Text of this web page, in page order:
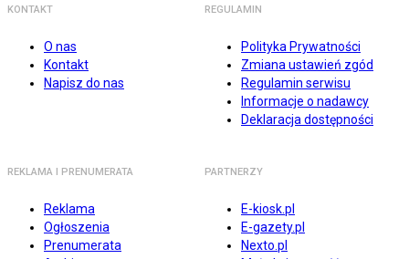
KONTAKT
O nas
Kontakt
Napisz do nas
REGULAMIN
Polityka Prywatności
Zmiana ustawień zgód
Regulamin serwisu
Informacje o nadawcy
Deklaracja dostępności
REKLAMA I PRENUMERATA
Reklama
Ogłoszenia
Prenumerata
PARTNERZY
E-kiosk.pl
E-gazety.pl
Nexto.pl